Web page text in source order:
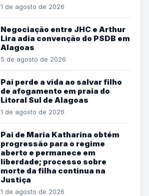
1 de agosto de 2026
Negociação entre JHC e Arthur
Lira adia convenção do PSDB em
Alagoas
5 de agosto de 2026
Pai perde a vida ao salvar filho
de afogamento em praia do
Litoral Sul de Alagoas
1 de agosto de 2026
Pai de Maria Katharina obtém
progressão para o regime
aberto e permanece em
liberdade; processo sobre
morte da filha continua na
Justiça
1 de agosto de 2026